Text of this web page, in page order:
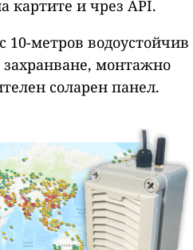
картите и чрез API.
10-метров водоустойчив
захранване, монтажно
соларен панел.